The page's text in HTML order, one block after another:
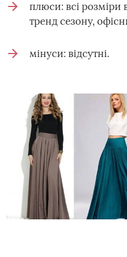
плюси: всі розміри
тренд сезону,
мінуси: відсутні.